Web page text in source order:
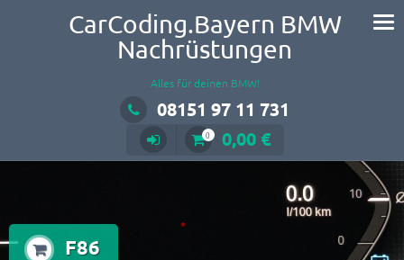
CarCoding.Bayern BMW
Nachrüstungen
Alles für deinen BMW!
08151 97 11 731
0 0,00 €
F86